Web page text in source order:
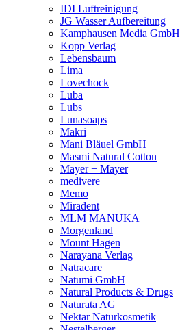
IDI Luftreinigung
JG Wasser Aufbereitung
Kamphausen Media GmbH
Kopp Verlag
Lebensbaum
Lima
Lovechock
Luba
Lubs
Lunasoaps
Makri
Mani Bläuel GmbH
Masmi Natural Cotton
Mayer + Mayer
medivere
Memo
Miradent
MLM MANUKA
Morgenland
Mount Hagen
Narayana Verlag
Natracare
Natumi GmbH
Natural Products & Drugs
Naturata AG
Nektar Naturkosmetik